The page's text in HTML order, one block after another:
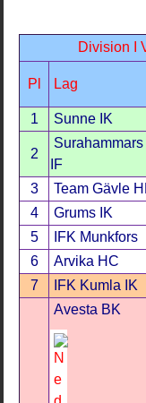
Division I
Pl Lag
1
Sunne IK
2
Surahammars
IF
3 Team Gävle
4
Grums IK
5
IFK Munkfors
6
Arvika HC
7
IFK Kumla IK
Avesta BK